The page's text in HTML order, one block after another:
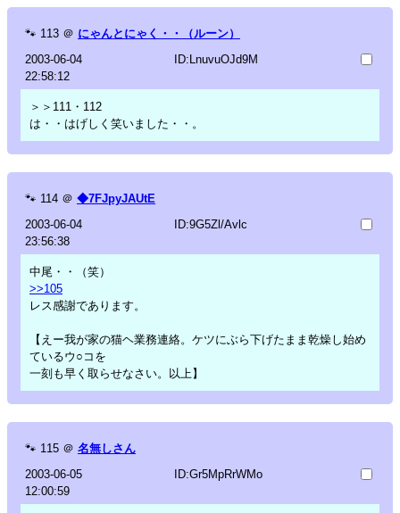
🐾 113 ＠ にゃんとにゃく・・（ルーン）
2003-06-04
22:58:12
ID:LnuvuOJd9M
＞＞111・112
は・・はげしく笑いました・・。
🐾 114 ＠ ◆7FJpyJAUtE
2003-06-04
23:56:38
ID:9G5Zl/Avlc
中尾・・（笑）
>>105
レス感謝であります。
【えー我が家の猫ヘ業務連絡。ケツにぶら下げたまま乾燥し始め
ているウ○コを
一刻も早く取らせなさい。以上】
🐾 115 ＠ 名無しさん
2003-06-05
12:00:59
ID:Gr5MpRrWMo